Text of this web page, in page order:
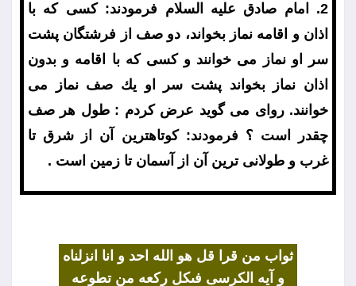
2. امام صادق عليه السلام فرمودند: كسى كه با
اذان و اقامه نماز بخواند، دو صف از فرشتگان پشت
سر او نماز مى خوانند و كسى كه با اقامه و بدون
اذان نماز بخواند پشت سر او يك صف نماز مى
خوانند. رواى مى گويد عرض كردم : طول هر صف
چقدر است ؟ فرمودند: كوتاهترين آن از شرق تا
غرب و طولانى ترين آن از آسمان تا زمين است .
ثواب من قرا قل هو الله احد و انا انزلناه
و آيه الكرسى فىكل ركعه من تطوعه